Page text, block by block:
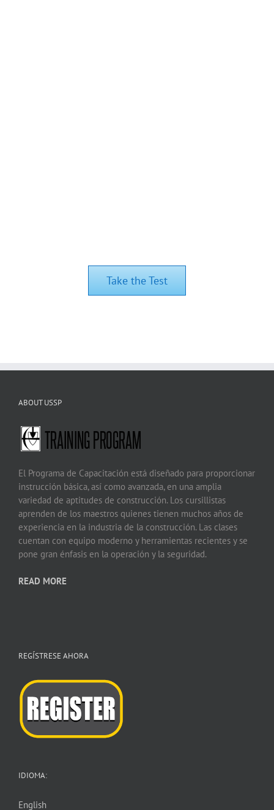
Take the Test
ABOUT USSP
El Programa de Capacitación está diseñado para proporcionar
instrucción básica, así como avanzada, en una amplia
variedad de aptitudes de construcción. Los cursillistas
aprenden de los maestros quienes tienen muchos años de
experiencia en la industria de la construcción. Las clases
cuentan con equipo moderno y herramientas recientes y se
pone gran énfasis en la operación y la seguridad.
READ MORE
REGÍSTRESE AHORA
IDIOMA:
English